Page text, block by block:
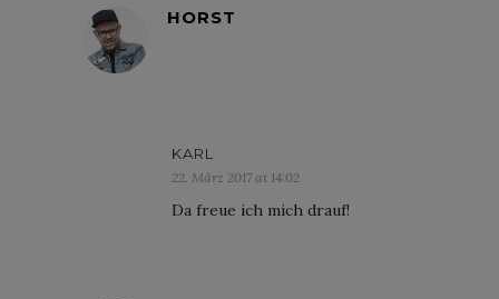
HORST
KARL
22. März 2017 at 14:02
Da freue ich mich drauf!